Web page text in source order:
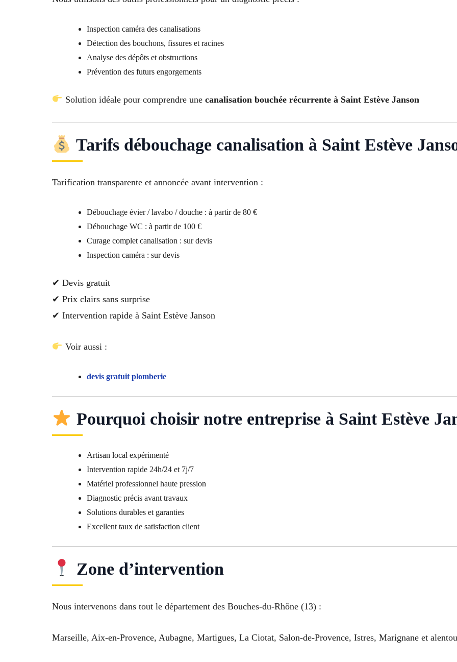
Inspection caméra des canalisations
Détection des bouchons, fissures et racines
Analyse des dépôts et obstructions
Prévention des futurs engorgements
Solution idéale pour comprendre une canalisation bouchée récurrente à Saint Estève Janson
Tarifs débouchage canalisation à Saint Estève
Tarification transparente et annoncée avant intervention :
Débouchage évier / lavabo / douche : à partir de 80 €
Débouchage WC : à partir de 100 €
Curage complet canalisation : sur devis
Inspection caméra : sur devis
✔ Devis gratuit
✔ Prix clairs sans surprise
✔ Intervention rapide à Saint Estève Janson
Voir aussi :
devis gratuit plomberie
Pourquoi choisir notre entreprise à Saint Estève
Artisan local expérimenté
Intervention rapide 24h/24 et 7j/7
Matériel professionnel haute pression
Diagnostic précis avant travaux
Solutions durables et garanties
Excellent taux de satisfaction client
Zone d’intervention
Nous intervenons dans tout le département des Bouches-du-Rhône (13) :
Marseille, Aix-en-Provence, Aubagne, Martigues, La Ciotat, Salon-de-Provence, Istres, Marignane et